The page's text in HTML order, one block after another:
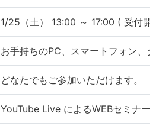
1/25（土） 13:00 ～ 17:00 ( 受付開
お手持ちのPC、スマートフォン、タ
どなたでもご参加いただけます。
YouTube Live によるWEBセミナー